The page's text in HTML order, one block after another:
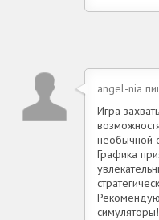
angel-nia
Игра
необычной
Графика
симуляторы!